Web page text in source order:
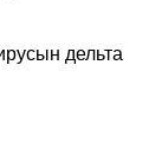
дельта